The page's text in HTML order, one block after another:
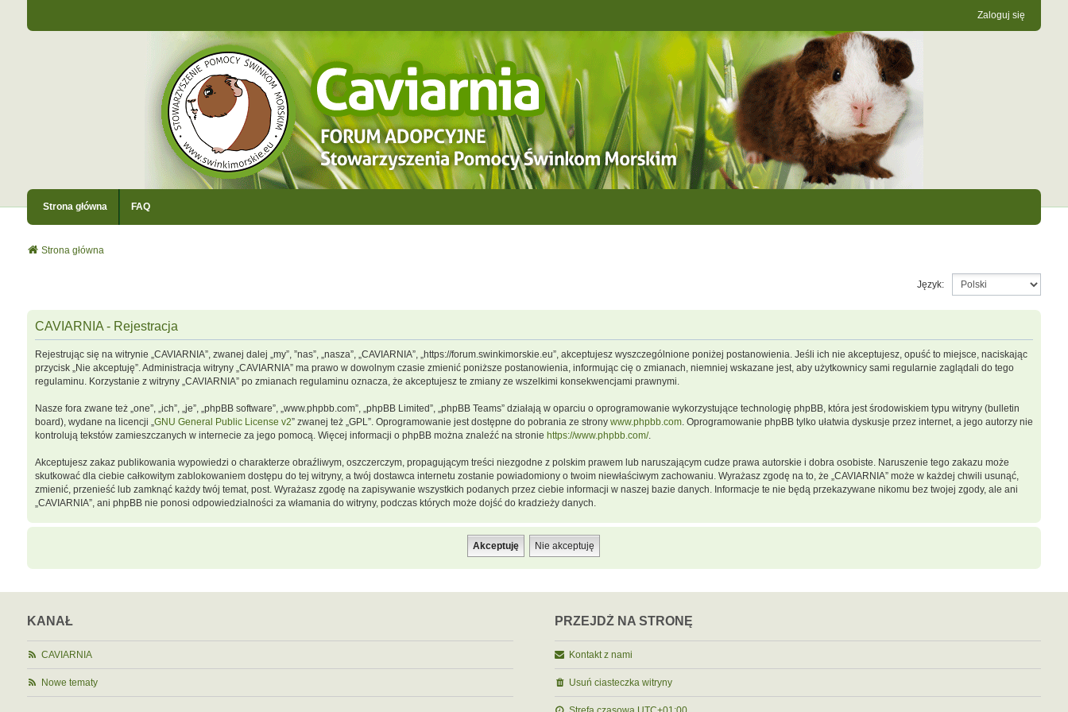
Zaloguj się
Strona główna FAQ
Strona główna
Język:
CAVIARNIA - Rejestracja
Rejestrując się na witrynie „CAVIARNIA”, zwanej dalej „my”, ”nas”, „nasza”, „CAVIARNIA”, „https://forum.swinkimorskie.eu”, akceptujesz wyszczególnione poniżej postanowienia. Jeśli ich nie akceptujesz, opuść to miejsce, naciskając
przycisk „Nie akceptuję”. Administracja witryny „CAVIARNIA” ma prawo w dowolnym czasie zmienić poniższe postanowienia, informując cię o zmianach, niemniej wskazane jest, aby użytkownicy sami regularnie zaglądali do tego
regulaminu. Korzystanie z witryny „CAVIARNIA” po zmianach regulaminu oznacza, że akceptujesz te zmiany ze wszelkimi konsekwencjami prawnymi.
Nasze fora zwane też „one”, „ich”, „je”, „phpBB software”, „www.phpbb.com”, „phpBB Limited”, „phpBB Teams” działają w oparciu o oprogramowanie wykorzystujące technologię phpBB, która jest środowiskiem typu witryny (bulletin
board), wydane na licencji „GNU General Public License v2” zwanej też „GPL”. Oprogramowanie jest dostępne do pobrania ze strony www.phpbb.com. Oprogramowanie phpBB tylko ułatwia dyskusje przez internet, a jego autorzy nie
kontrolują tekstów zamieszczanych w internecie za jego pomocą. Więcej informacji o phpBB można znaleźć na stronie https://www.phpbb.com/.
Akceptujesz zakaz publikowania wypowiedzi o charakterze obraźliwym, oszczerczym, propagującym treści niezgodne z polskim prawem lub naruszającym cudze prawa autorskie i dobra osobiste. Naruszenie tego zakazu może
skutkować dla ciebie całkowitym zablokowaniem dostępu do tej witryny, a twój dostawca internetu zostanie powiadomiony o twoim niewłaściwym zachowaniu. Wyrażasz zgodę na to, że „CAVIARNIA” może w każdej chwili usunąć,
zmienić, przenieść lub zamknąć każdy twój temat, post. Wyrażasz zgodę na zapisywanie wszystkich podanych przez ciebie informacji w naszej bazie danych. Informacje te nie będą przekazywane nikomu bez twojej zgody, ale ani
„CAVIARNIA”, ani phpBB nie ponosi odpowiedzialności za włamania do witryny, podczas których może dojść do kradzieży danych.
KANAŁ
CAVIARNIA
Nowe tematy
PRZEJDŹ NA STRONĘ
Kontakt z nami
Usuń ciasteczka witryny